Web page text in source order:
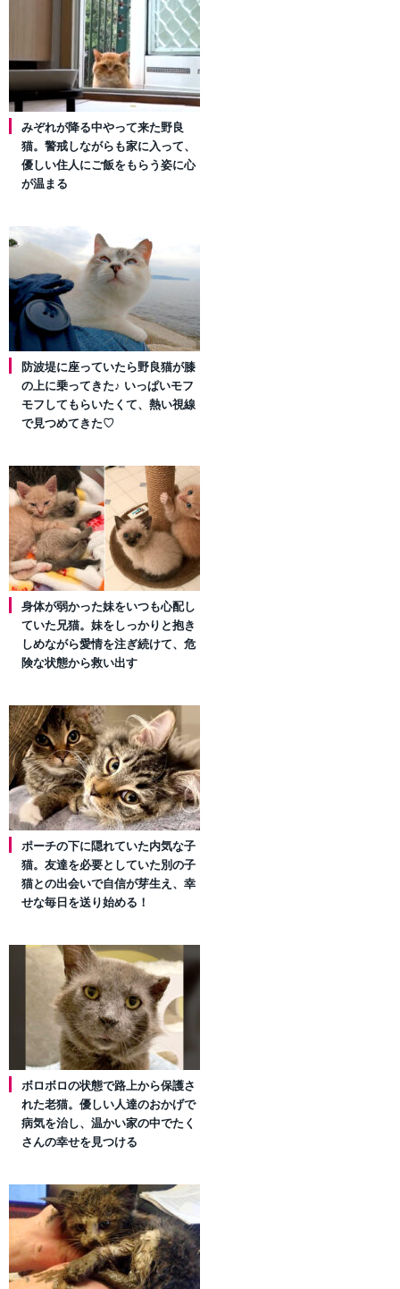
みぞれが降る中やって来た野良
猫。警戒しながらも家に入って、
優しい住人にご飯をもらう姿に心
が温まる
防波堤に座っていたら野良猫が膝
の上に乗ってきた♪ いっぱいモフ
モフしてもらいたくて、熱い視線
で見つめてきた♡
身体が弱かった妹をいつも心配し
ていた兄猫。妹をしっかりと抱き
しめながら愛情を注ぎ続けて、危
険な状態から救い出す
ポーチの下に隠れていた内気な子
猫。友達を必要としていた別の子
猫との出会いで自信が芽生え、幸
せな毎日を送り始める！
ボロボロの状態で路上から保護さ
れた老猫。優しい人達のおかげで
病気を治し、温かい家の中でたく
さんの幸せを見つける